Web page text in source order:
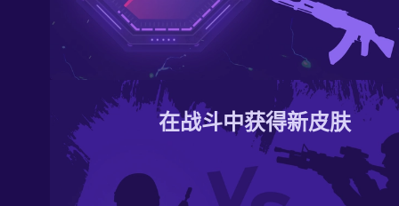
在战斗中获得新皮肤